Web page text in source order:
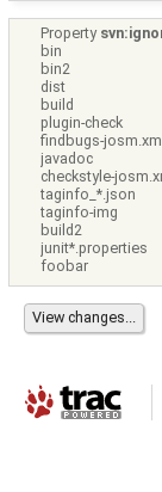
Property
bin
bin2
dist
build
plugin-check
findbugs-josm.xml
javadoc
checkstyle-
taginfo_*.json
taginfo-img
build2
junit*.properties
foobar